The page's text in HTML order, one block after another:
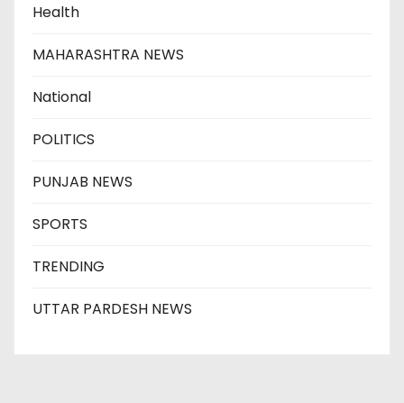
Health
MAHARASHTRA NEWS
National
POLITICS
PUNJAB NEWS
SPORTS
TRENDING
UTTAR PARDESH NEWS